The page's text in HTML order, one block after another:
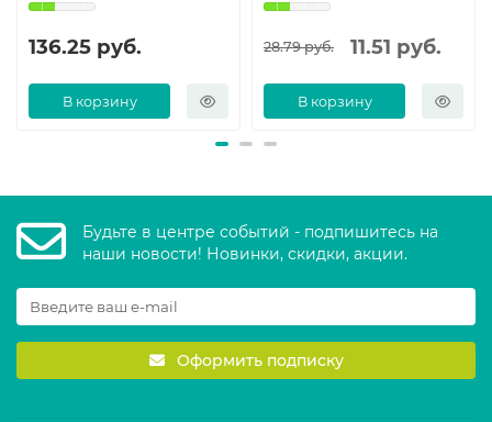
136.25 руб.
В корзину
28.79 руб. 11.51 руб.
В корзину
Будьте в центре событий - подпишитесь на
наши новости! Новинки, скидки, акции.
Оформить подписку